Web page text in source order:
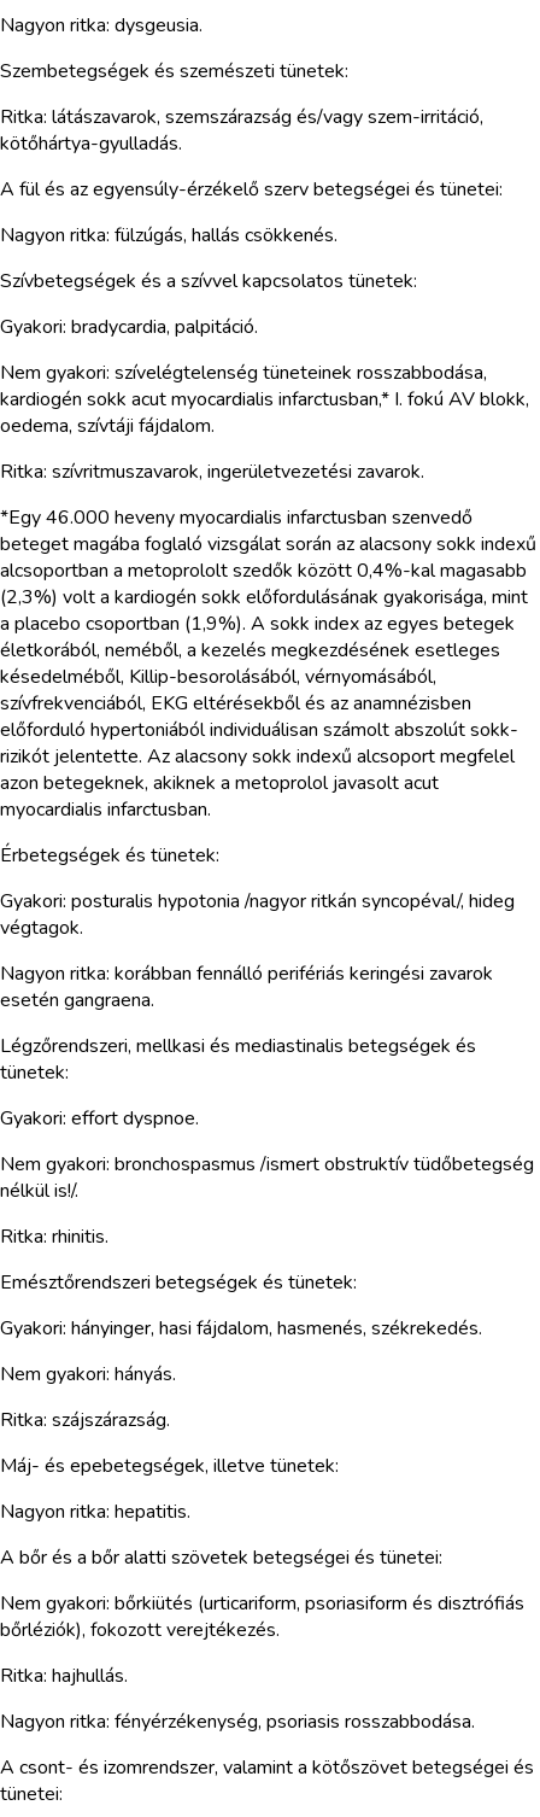
Nagyon ritka: dysgeusia.
Szembetegségek és szemészeti tünetek:
Ritka: látászavarok, szemszárazság és/vagy szem-irritáció,
kötőhártya-gyulladás.
A fül és az egyensúly-érzékelő szerv betegségei és tünetei:
Nagyon ritka: fülzúgás, hallás csökkenés.
Szívbetegségek és a szívvel kapcsolatos tünetek:
Gyakori: bradycardia, palpitáció.
Nem gyakori: szívelégtelenség tüneteinek rosszabbodása,
kardiogén sokk acut myocardialis infarctusban,* I. fokú AV blokk,
oedema, szívtáji fájdalom.
Ritka: szívritmuszavarok, ingerületvezetési zavarok.
*Egy 46.000 heveny myocardialis infarctusban szenvedő
beteget magába foglaló vizsgálat során az alacsony sokk indexű
alcsoportban a metoprololt szedők között 0,4%-kal magasabb
(2,3%) volt a kardiogén sokk előfordulásának gyakorisága, mint
a placebo csoportban (1,9%). A sokk index az egyes betegek
életkorából, neméből, a kezelés megkezdésének esetleges
késedelméből, Killip-besorolásából, vérnyomásából,
szívfrekvenciából, EKG eltérésekből és az anamnézisben
előforduló hypertoniából individuálisan számolt abszolút sokk-
rizikót jelentette. Az alacsony sokk indexű alcsoport megfelel
azon betegeknek, akiknek a metoprolol javasolt acut
myocardialis infarctusban.
Érbetegségek és tünetek:
Gyakori: posturalis hypotonia /nagyor ritkán syncopéval/, hideg
végtagok.
Nagyon ritka: korábban fennálló perifériás keringési zavarok
esetén gangraena.
Légzőrendszeri, mellkasi és mediastinalis betegségek és
tünetek:
Gyakori: effort dyspnoe.
Nem gyakori: bronchospasmus /ismert obstruktív tüdőbetegség
nélkül is!/.
Ritka: rhinitis.
Emésztőrendszeri betegségek és tünetek:
Gyakori: hányinger, hasi fájdalom, hasmenés, székrekedés.
Nem gyakori: hányás.
Ritka: szájszárazság.
Máj- és epebetegségek, illetve tünetek:
Nagyon ritka: hepatitis.
A bőr és a bőr alatti szövetek betegségei és tünetei:
Nem gyakori: bőrkiütés (urticariform, psoriasiform és disztrófiás
bőrléziók), fokozott verejtékezés.
Ritka: hajhullás.
Nagyon ritka: fényérzékenység, psoriasis rosszabbodása.
A csont- és izomrendszer, valamint a kötőszövet betegségei és
tünetei: